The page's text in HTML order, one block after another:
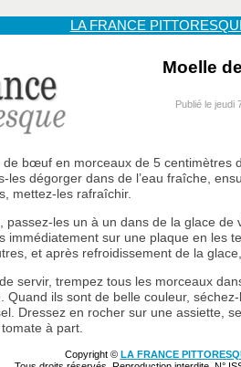
LA FRANCE
Moelle
Publié le jeudi
de bœuf en morceaux de 5 centimètres
les dégorger dans de l’eau fraîche,
mettez-les rafraîchir.
passez-les un à un dans de la glace de
immédiatement sur une plaque en les
et après refroidissement de la
servir, trempez tous les morceaux
Quand ils sont de belle couleur,
Dressez en rocher sur une assiette,
à part.
Copyright © LA FRANCE